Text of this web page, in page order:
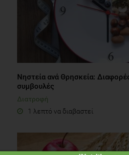
Νηστεία ανά Θρησκεία:
συμβουλές
Διατροφή
1 λεπτό να διαβαστεί